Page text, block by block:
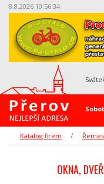
8.8.2026 10:56:34
Katalog firem
OKNA,